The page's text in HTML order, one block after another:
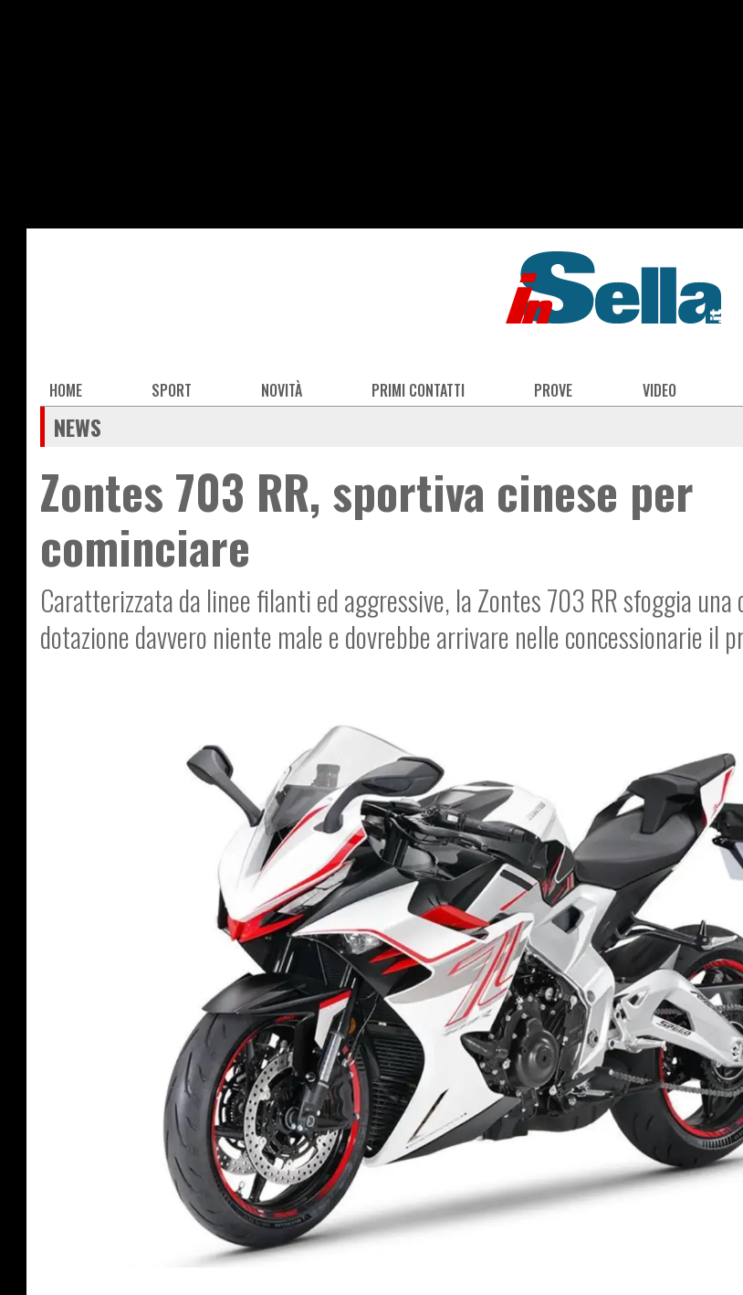
Main
navigation
HOME SPORT NOVITÀ PRIMI CONTATTI PROVE VIDEO
NEWS
Zontes 703 RR, sportiva cinese per
cominciare
Caratterizzata da linee filanti ed aggressive, la Zontes 703 RR sfoggia
dotazione davvero niente male e dovrebbe arrivare nelle concessionarie il